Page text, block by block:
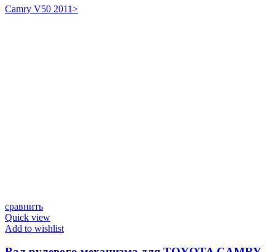
Camry V50 2011>
сравнить
Quick view
Add to wishlist